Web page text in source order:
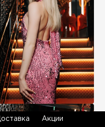
Акции